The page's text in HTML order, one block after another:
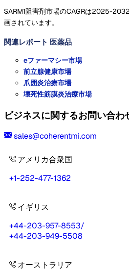
SARM1阻害剤市場のCAGRは2025-
画されています。
関連レポート 医薬品
eファーマシー市場
前立腺健康市場
爪囲炎治療市場
壊死性筋膜炎治療市場
ビジネスに関するお問い合わ
sales@coherentmi.com
アメリカ合衆国
+1-252-477-1362
イギリス
+44-203-957-8553/
+44-203-949-5508
オーストラリア